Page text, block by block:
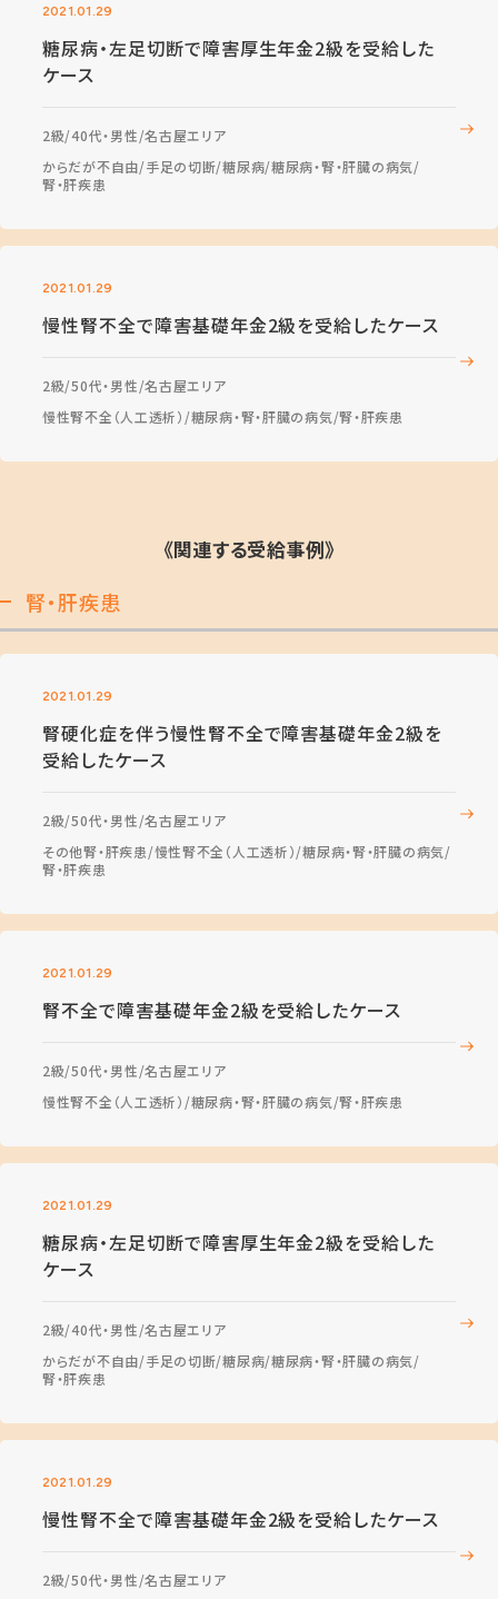
2021.01.29
糖尿病・左足切断で障害厚生年金2級を受給した
ケース
2級 40代・男性 名古屋エリア
からだが不自由 手足の切断 糖尿病 糖尿病・腎・肝臓の病気
腎・肝疾患
2021.01.29
慢性腎不全で障害基礎年金2級を受給したケース
2級 50代・男性 名古屋エリア
慢性腎不全（人工透析） 糖尿病・腎・肝臓の病気 腎・肝疾患
《関連する受給事例》
腎・肝疾患
2021.01.29
腎硬化症を伴う慢性腎不全で障害基礎年金2級を
受給したケース
2級 50代・男性 名古屋エリア
その他腎・肝疾患 慢性腎不全（人工透析） 糖尿病・腎・肝臓の病気
腎・肝疾患
2021.01.29
腎不全で障害基礎年金2級を受給したケース
2級 50代・男性 名古屋エリア
慢性腎不全（人工透析） 糖尿病・腎・肝臓の病気 腎・肝疾患
2021.01.29
糖尿病・左足切断で障害厚生年金2級を受給した
ケース
2級 40代・男性 名古屋エリア
からだが不自由 手足の切断 糖尿病 糖尿病・腎・肝臓の病気
腎・肝疾患
2021.01.29
慢性腎不全で障害基礎年金2級を受給したケース
2級 50代・男性 名古屋エリア